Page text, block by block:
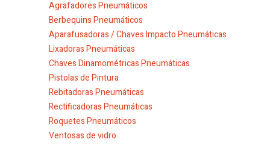
Agrafadores Pneumáticos
Berbequins Pneumáticos
Aparafusadoras / Chaves Impacto Pneumáticas
Lixadoras Pneumáticas
Chaves Dinamométricas Pneumáticas
Pistolas de Pintura
Rebitadoras Pneumáticas
Rectificadoras Pneumáticas
Roquetes Pneumáticos
Ventosas de vidro